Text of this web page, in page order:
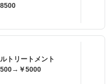
トリートメント
￥5000